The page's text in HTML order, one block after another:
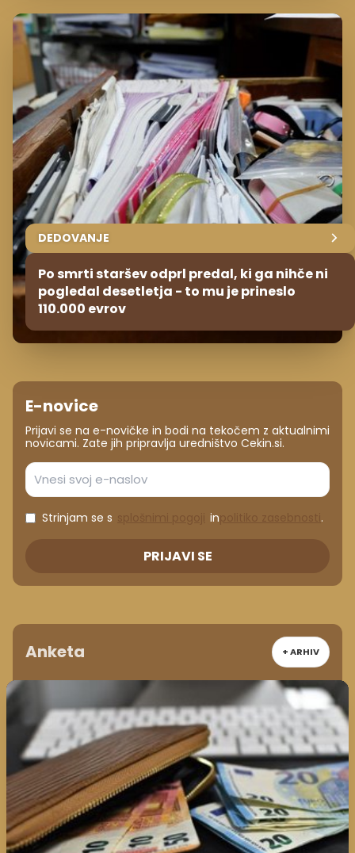
DEDOVANJE
Po smrti staršev odprl predal, ki ga nihče ni
pogledal desetletja - to mu je prineslo
110.000 evrov
E-novice
Prijavi se na e-novičke in bodi na tekočem z aktualnimi
novicami. Zate jih pripravlja uredništvo Cekin.si.
Strinjam se s in .
PRIJAVI SE
Anketa + ARHIV